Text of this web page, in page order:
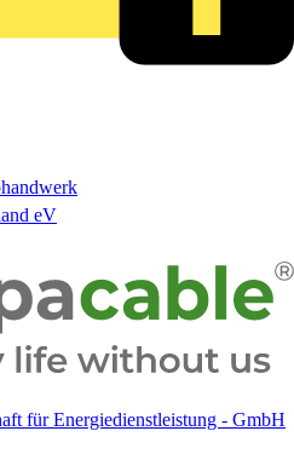
eV
für Energiedienstleistung - GmbH